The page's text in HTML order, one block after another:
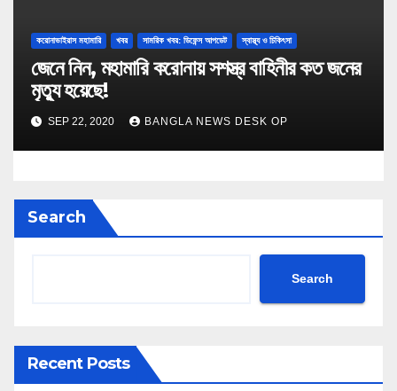
করোনাভাইরাস মহামারি খবর সামরিক খবর: ডিফেন্স আপডেট স্বাস্থ্য ও চিকিৎসা
জেনে নিন, মহামারি করোনায় সশস্ত্র বাহিনীর কত জনের
মৃত্যু হয়েছে!
SEP 22, 2020 BANGLA NEWS DESK OP
Search
Search
Recent Posts